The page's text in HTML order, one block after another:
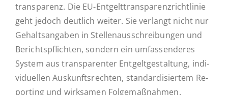
trans­pa­renz. Die EU-En­t­­gel­t­­tran­s­­pa­­ren­z­rich­t­­li­­nie
geht jedoch deut­lich weiter. Sie ver­langt nicht nur
Ge­halts­an­ga­ben in Stel­len­aus­schrei­bun­gen und
Be­richts­pflich­ten, sondern ein um­fas­sen­de­res
System aus trans­pa­ren­ter Ent­gelt­ge­stal­tung, in­di­
vi­du­el­len Aus­kunfts­rech­ten, stan­dar­di­sier­tem Re­
port­ing und wirk­sa­men Folgemaßnahmen.